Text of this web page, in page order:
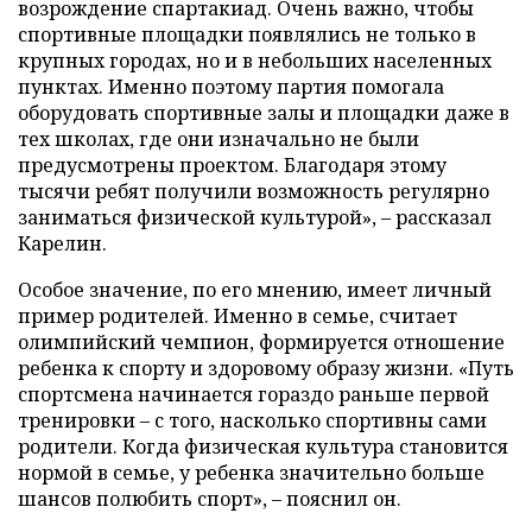
возрождение спартакиад. Очень важно, чтобы
спортивные площадки появлялись не только в
крупных городах, но и в небольших населенных
пунктах. Именно поэтому партия помогала
оборудовать спортивные залы и площадки даже в
тех школах, где они изначально не были
предусмотрены проектом. Благодаря этому
тысячи ребят получили возможность регулярно
заниматься физической культурой», – рассказал
Карелин.
Особое значение, по его мнению, имеет личный
пример родителей. Именно в семье, считает
олимпийский чемпион, формируется отношение
ребенка к спорту и здоровому образу жизни. «Путь
спортсмена начинается гораздо раньше первой
тренировки – с того, насколько спортивны сами
родители. Когда физическая культура становится
нормой в семье, у ребенка значительно больше
шансов полюбить спорт», – пояснил он.